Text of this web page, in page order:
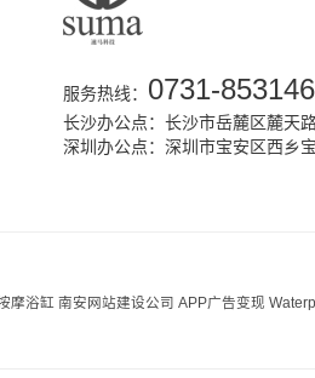
服务热线： 0731-
长沙办公点：长沙市岳麓区麓天
深圳办公点：深圳市宝安区西乡
摩浴缸 南安网站建设公司 APP广告变现